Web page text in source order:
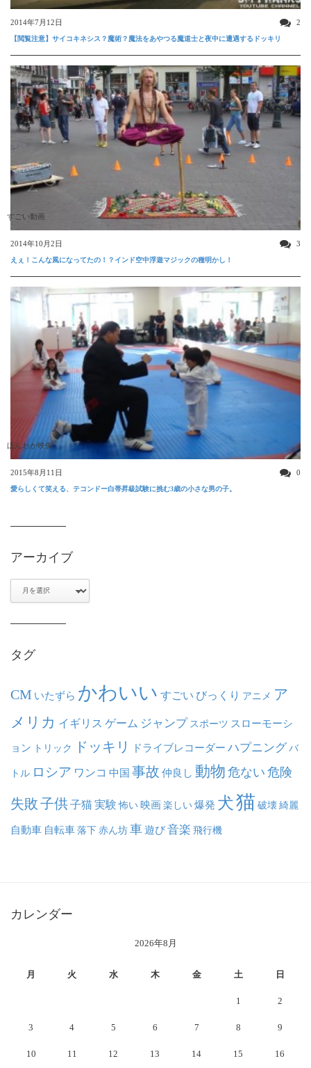
2014年7月12日 2
【閲覧注意】サイコキネシス？魔術？魔法をあやつる魔道士と夜中に遭遇するドッキリ
すごい動画
2014年10月2日 3
えぇ！こんな風になってたの！？インド空中浮遊マジックの種明かし！
ほんわか映像
2015年8月11日 0
愛らしくて笑える、テコンドー白帯昇級試験に挑む3歳の小さな男の子。
アーカイブ
タグ
CM いたずら かわいい すごい びっくり アニメ ア
メリカ イギリス ゲーム ジャンプ スポーツ スローモーシ
ョン トリック ドッキリ ドライブレコーダー ハプニング バ
トル ロシア ワンコ 中国 事故 仲良し 動物 危ない 危険
失敗子供子猫実験 怖い映画楽しい爆発 犬猫 破壊綺麗
自動車 自転車落下赤ん坊車遊び音楽 飛行機
カレンダー
2026年8月
月 火 水 木 金 土 日
1 2
3 4 5 6 7 8 9
10 11 12 13 14 15 16